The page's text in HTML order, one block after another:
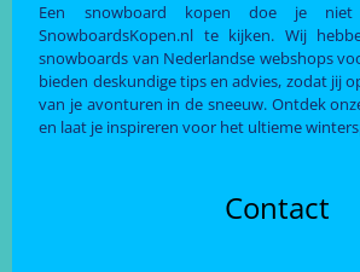
Een snowboard kopen doe je
SnowboardsKopen.nl te kijken. Wij
snowboards van Nederlandse webshops
bieden deskundige tips en advies, zodat jij
van je avonturen in de sneeuw. Ontdek
en laat je inspireren voor het ultieme
Contact